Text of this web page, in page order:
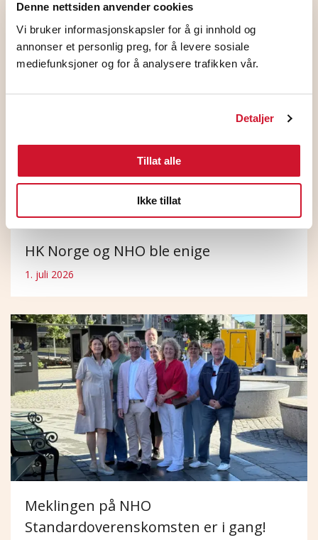
Denne nettsiden anvender cookies
Vi bruker informasjonskapsler for å gi innhold og
annonser et personlig preg, for å levere sosiale
mediefunksjoner og for å analysere trafikken vår.
Detaljer
Tillat alle
Ikke tillat
HK Norge og NHO ble enige
1. juli 2026
Meklingen på NHO
Standardoverenskomsten er i gang!